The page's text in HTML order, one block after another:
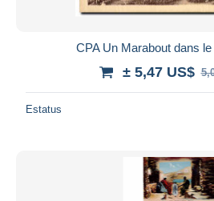
CPA Un Marabout dans le
± 5,47 US$
Estatus